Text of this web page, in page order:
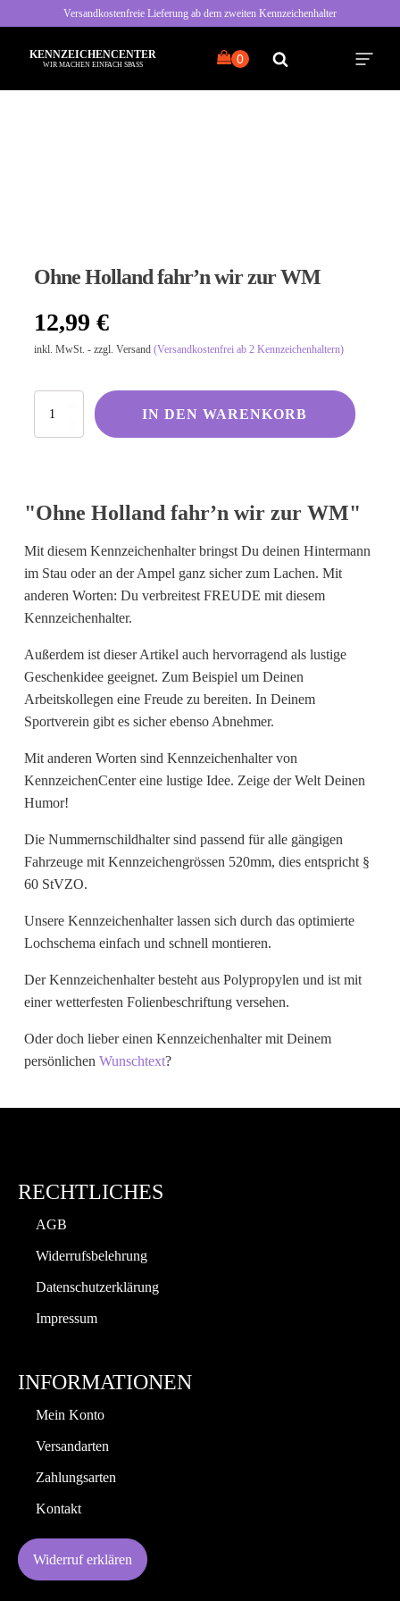
Versandkostenfreie Lieferung ab dem zweiten Kennzeichenhalter
KENNZEICHENCENTER
WIR MACHEN EINFACH SPASS
Nette Sprüche
Kölsche Sprüche
Hessisch gebabbelt
Englisch
I Love...
Ich komme aus und bin...
Fußball
Fliegerwelt
Ohne Holland fahr’n wir zur WM
12,99 €
inkl. MwSt. - zzgl. Versand (Versandkostenfrei ab 2 Kennzeichenhaltern)
fahr’n
Menge
IN DEN WARENKORB
"Ohne Holland fahr’n wir zur WM"
Mit diesem Kennzeichenhalter bringst Du deinen Hintermann
im Stau oder an der Ampel ganz sicher zum Lachen. Mit
anderen Worten: Du verbreitest FREUDE mit diesem
Kennzeichenhalter.
Außerdem ist dieser Artikel auch hervorragend als lustige
Geschenkidee geeignet. Zum Beispiel um Deinen
Arbeitskollegen eine Freude zu bereiten. In Deinem
Sportverein gibt es sicher ebenso Abnehmer.
Mit anderen Worten sind Kennzeichenhalter von
KennzeichenCenter eine lustige Idee. Zeige der Welt Deinen
Humor!
Die Nummernschildhalter sind passend für alle gängigen
Fahrzeuge mit Kennzeichengrössen 520mm, dies entspricht §
60 StVZO.
Unsere Kennzeichenhalter lassen sich durch das optimierte
Lochschema einfach und schnell montieren.
Der Kennzeichenhalter besteht aus Polypropylen und ist mit
einer wetterfesten Folienbeschriftung versehen.
Oder doch lieber einen Kennzeichenhalter mit Deinem
persönlichen Wunschtext?
RECHTLICHES
AGB
Widerrufsbelehrung
Datenschutzerklärung
Impressum
INFORMATIONEN
Mein Konto
Versandarten
Zahlungsarten
Kontakt
Widerruf erklären